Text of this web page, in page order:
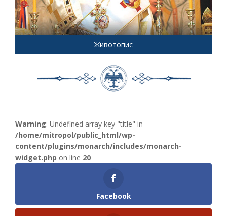
Животопис
Warning: Undefined array key "title" in
/home/mitropol/public_html/wp-
content/plugins/monarch/includes/monarch-
widget.php on line 20
Facebook